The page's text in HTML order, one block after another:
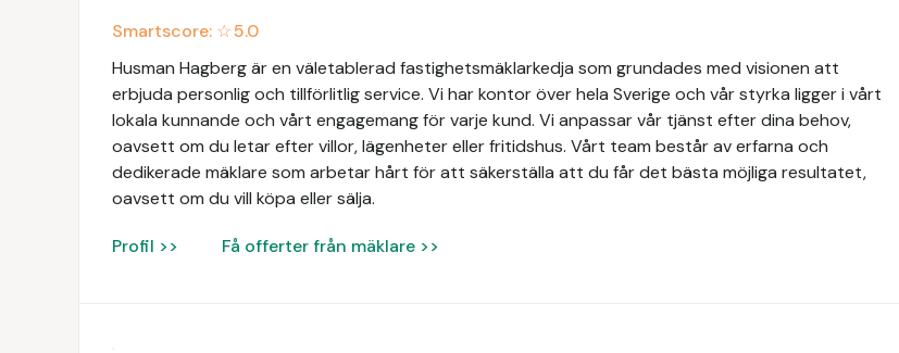
Smartscore: ☆5.0
Husman Hagberg är en väletablerad fastighetsmäklarkedja som grundades med visionen att
erbjuda personlig och tillförlitlig service. Vi har kontor över hela Sverige och vår styrka ligger i vårt
lokala kunnande och vårt engagemang för varje kund. Vi anpassar vår tjänst efter dina behov,
oavsett om du letar efter villor, lägenheter eller fritidshus. Vårt team består av erfarna och
dedikerade mäklare som arbetar hårt för att säkerställa att du får det bästa möjliga resultatet,
oavsett om du vill köpa eller sälja.
Profil >> Få offerter från mäklare >>